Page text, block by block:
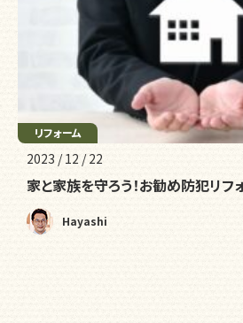
リフォーム
2023 / 12 / 22
家と家族を守ろう！お勧め防犯リフ
Hayashi